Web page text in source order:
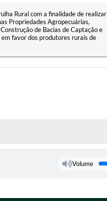
Rural com a finalidade de realizar
Propriedades Agropecuárias,
de Bacias de Captação e
favor dos produtores rurais de
Volume